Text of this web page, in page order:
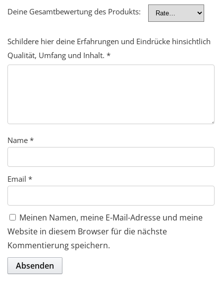
Deine Gesamtbewertung des Produkts:
Schildere hier deine Erfahrungen und Eindrücke hinsichtlich
Qualität, Umfang und Inhalt. *
Name *
Email *
Meinen Namen, meine E-Mail-Adresse und meine
Website in diesem Browser für die nächste
Kommentierung speichern.